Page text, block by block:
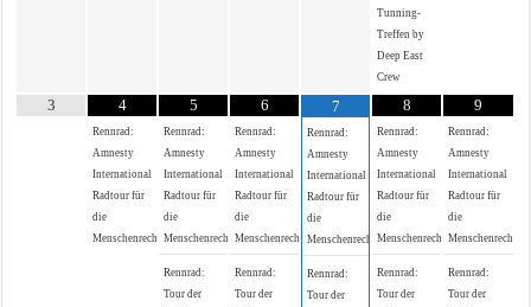
Tunning-
Treffen by
Deep East
Crew
3 4
Rennrad:
Amnesty
International
Radtour für
die
Menschenrechte
5
Rennrad:
Amnesty
International
Radtour für
die
Menschenrechte
Rennrad:
Tour der
6
Rennrad:
Amnesty
International
Radtour für
die
Menschenrechte
Rennrad:
Tour der
7
Rennrad:
Amnesty
International
Radtour für
die
Menschenrechte
Rennrad:
Tour der
8
Rennrad:
Amnesty
International
Radtour für
die
Menschenrechte
Rennrad:
Tour der
9
Rennrad:
Amnesty
International
Radtour für
die
Menschenrechte
Rennrad:
Tour der